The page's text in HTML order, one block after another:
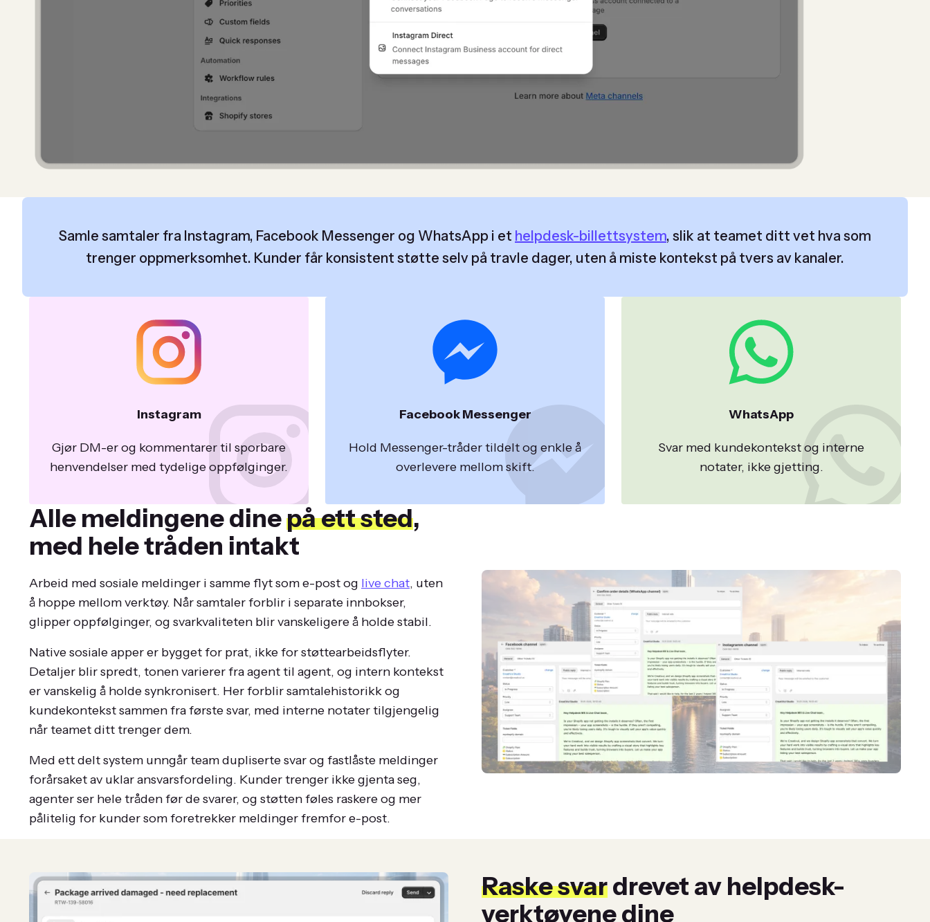
Samle samtaler fra Instagram, Facebook Messenger og WhatsApp i et helpdesk-billettsystem, slik at teamet ditt vet hva som
trenger oppmerksomhet. Kunder får konsistent støtte selv på travle dager, uten å miste kontekst på tvers av kanaler.
Instagram
Gjør DM-er og kommentarer til sporbare
henvendelser med tydelige oppfølginger.
Facebook Messenger
Hold Messenger-tråder tildelt og enkle å
overlevere mellom skift.
WhatsApp
Svar med kundekontekst og interne
notater, ikke gjetting.
Alle meldingene dinepå ett sted,
med hele tråden intakt
Arbeid med sosiale meldinger i samme flyt som e-post og live chat, uten
å hoppe mellom verktøy. Når samtaler forblir i separate innbokser,
glipper oppfølginger, og svarkvaliteten blir vanskeligere å holde stabil.
Native sosiale apper er bygget for prat, ikke for støttearbeidsflyter.
Detaljer blir spredt, tonen varierer fra agent til agent, og intern kontekst
er vanskelig å holde synkronisert. Her forblir samtalehistorikk og
kundekontekst sammen fra første svar, med interne notater tilgjengelig
når teamet ditt trenger dem.
Med ett delt system unngår team dupliserte svar og fastlåste meldinger
forårsaket av uklar ansvarsfordeling. Kunder trenger ikke gjenta seg,
agenter ser hele tråden før de svarer, og støtten føles raskere og mer
pålitelig for kunder som foretrekker meldinger fremfor e-post.
Raske svardrevet av helpdesk-
verktøyene dine